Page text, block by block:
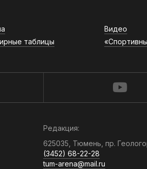
Видео
таблицы
Редакция:
625035, Тюмень, пр.
(3452) 68-22-28
tum-arena@mail.ru